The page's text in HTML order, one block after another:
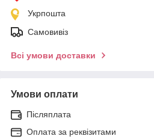
Укрпошта
Самовивіз
Всі умови доставки
Умови оплати
Післяплата
Оплата за реквізитами